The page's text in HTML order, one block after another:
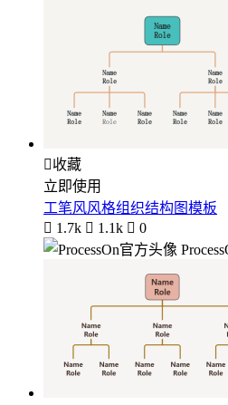
收藏
立即使用
工笔风风格组织结构图模板
 1.7k  1.1k  0